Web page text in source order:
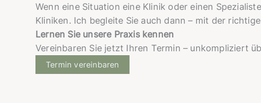
Wenn eine Situation eine Klinik oder einen
Kliniken. Ich begleite Sie auch dann – mit der
Lernen Sie unsere Praxis kennen
Vereinbaren Sie jetzt Ihren Termin – unkompliziert
Termin vereinbaren